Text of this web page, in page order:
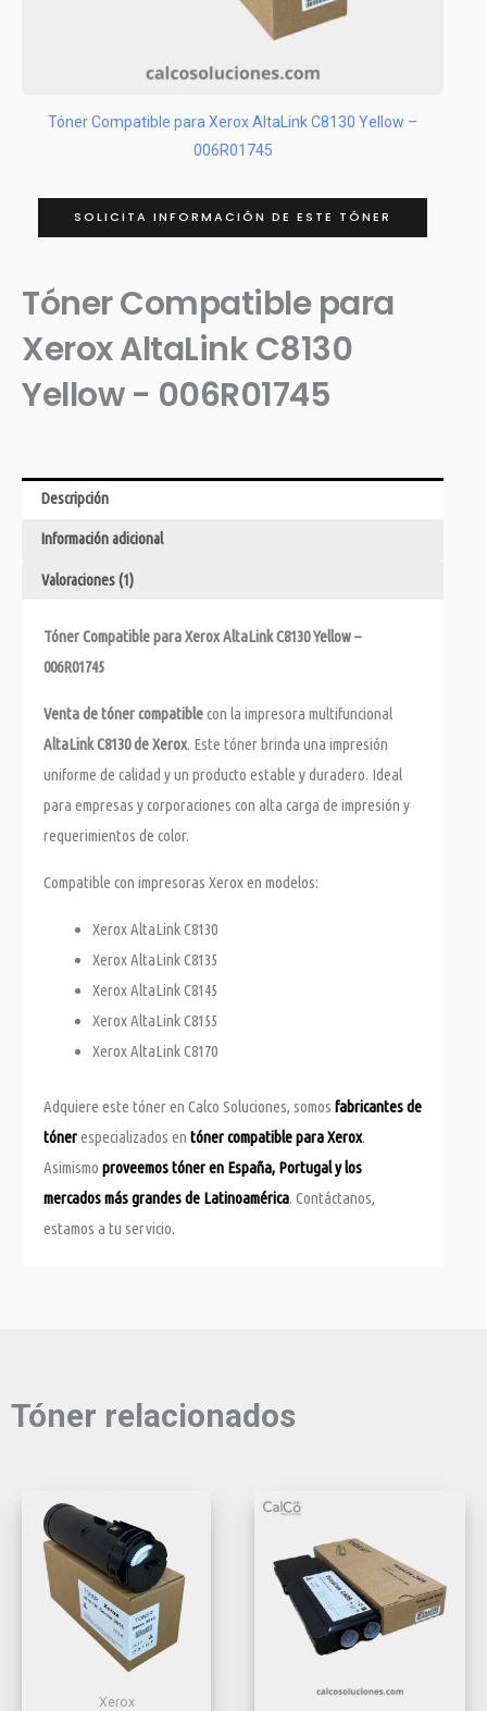
Tóner Compatible para Xerox AltaLink C8130 Yellow –
006R01745
SOLICITA INFORMACIÓN DE ESTE TÓNER
Tóner Compatible para
Xerox AltaLink C8130
Yellow - 006R01745
Descripción
Información adicional
Valoraciones (1)
Tóner Compatible para Xerox AltaLink C8130 Yellow –
006R01745
Venta de tóner compatiblecon la impresora multifuncional
AltaLink C8130 de Xerox. Este tóner brinda una impresión
uniforme de calidad y un producto estable y duradero. Ideal
para empresas y corporaciones con alta carga de impresión y
requerimientos de color.
Compatible con impresoras Xerox en modelos:
Xerox AltaLink C8130
Xerox AltaLink C8135
Xerox AltaLink C8145
Xerox AltaLink C8155
Xerox AltaLink C8170
Adquiere este tóner en Calco Soluciones, somos fabricantes de
tónerespecializados en tóner compatible para Xerox.
Asimismo proveemos tóner en España, Portugal y los
mercados más grandes de Latinoamérica. Contáctanos,
estamos a tu servicio.
Tóner relacionados
Xerox